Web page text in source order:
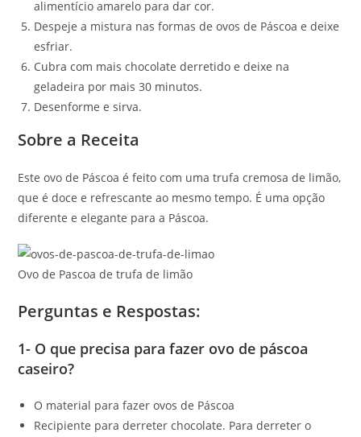
alimentício amarelo para dar cor.
Despeje a mistura nas formas de ovos de Páscoa e deixe
esfriar.
Cubra com mais chocolate derretido e deixe na
geladeira por mais 30 minutos.
Desenforme e sirva.
Sobre a Receita
Este ovo de Páscoa é feito com uma trufa cremosa de limão,
que é doce e refrescante ao mesmo tempo. É uma opção
diferente e elegante para a Páscoa.
Ovo de Pascoa de trufa de limão
Perguntas e Respostas:
1- O que precisa para fazer ovo de páscoa
caseiro?
O material para fazer ovos de Páscoa
Recipiente para derreter chocolate. Para derreter o